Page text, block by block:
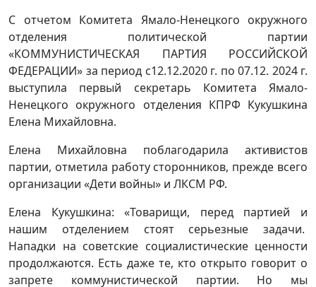
С отчетом Комитета Ямало-Ненецкого окружного
отделения политической партии
«КОММУНИСТИЧЕСКАЯ ПАРТИЯ РОССИЙСКОЙ
ФЕДЕРАЦИИ» за период с12.12.2020 г. по 07.12. 2024 г.
выступила первый секретарь Комитета Ямало-
Ненецкого окружного отделения КПРФ Кукушкина
Елена Михайловна.
Елена Михайловна поблагодарила активистов
партии, отметила работу сторонников, прежде всего
организации «Дети войны» и ЛКСМ РФ.
Елена Кукушкина: «Товарищи, перед партией и
нашим отделением стоят серьезные задачи.
Нападки на советские социалистические ценности
продолжаются. Есть даже те, кто открыто говорит о
запрете коммунистической партии. Но мы